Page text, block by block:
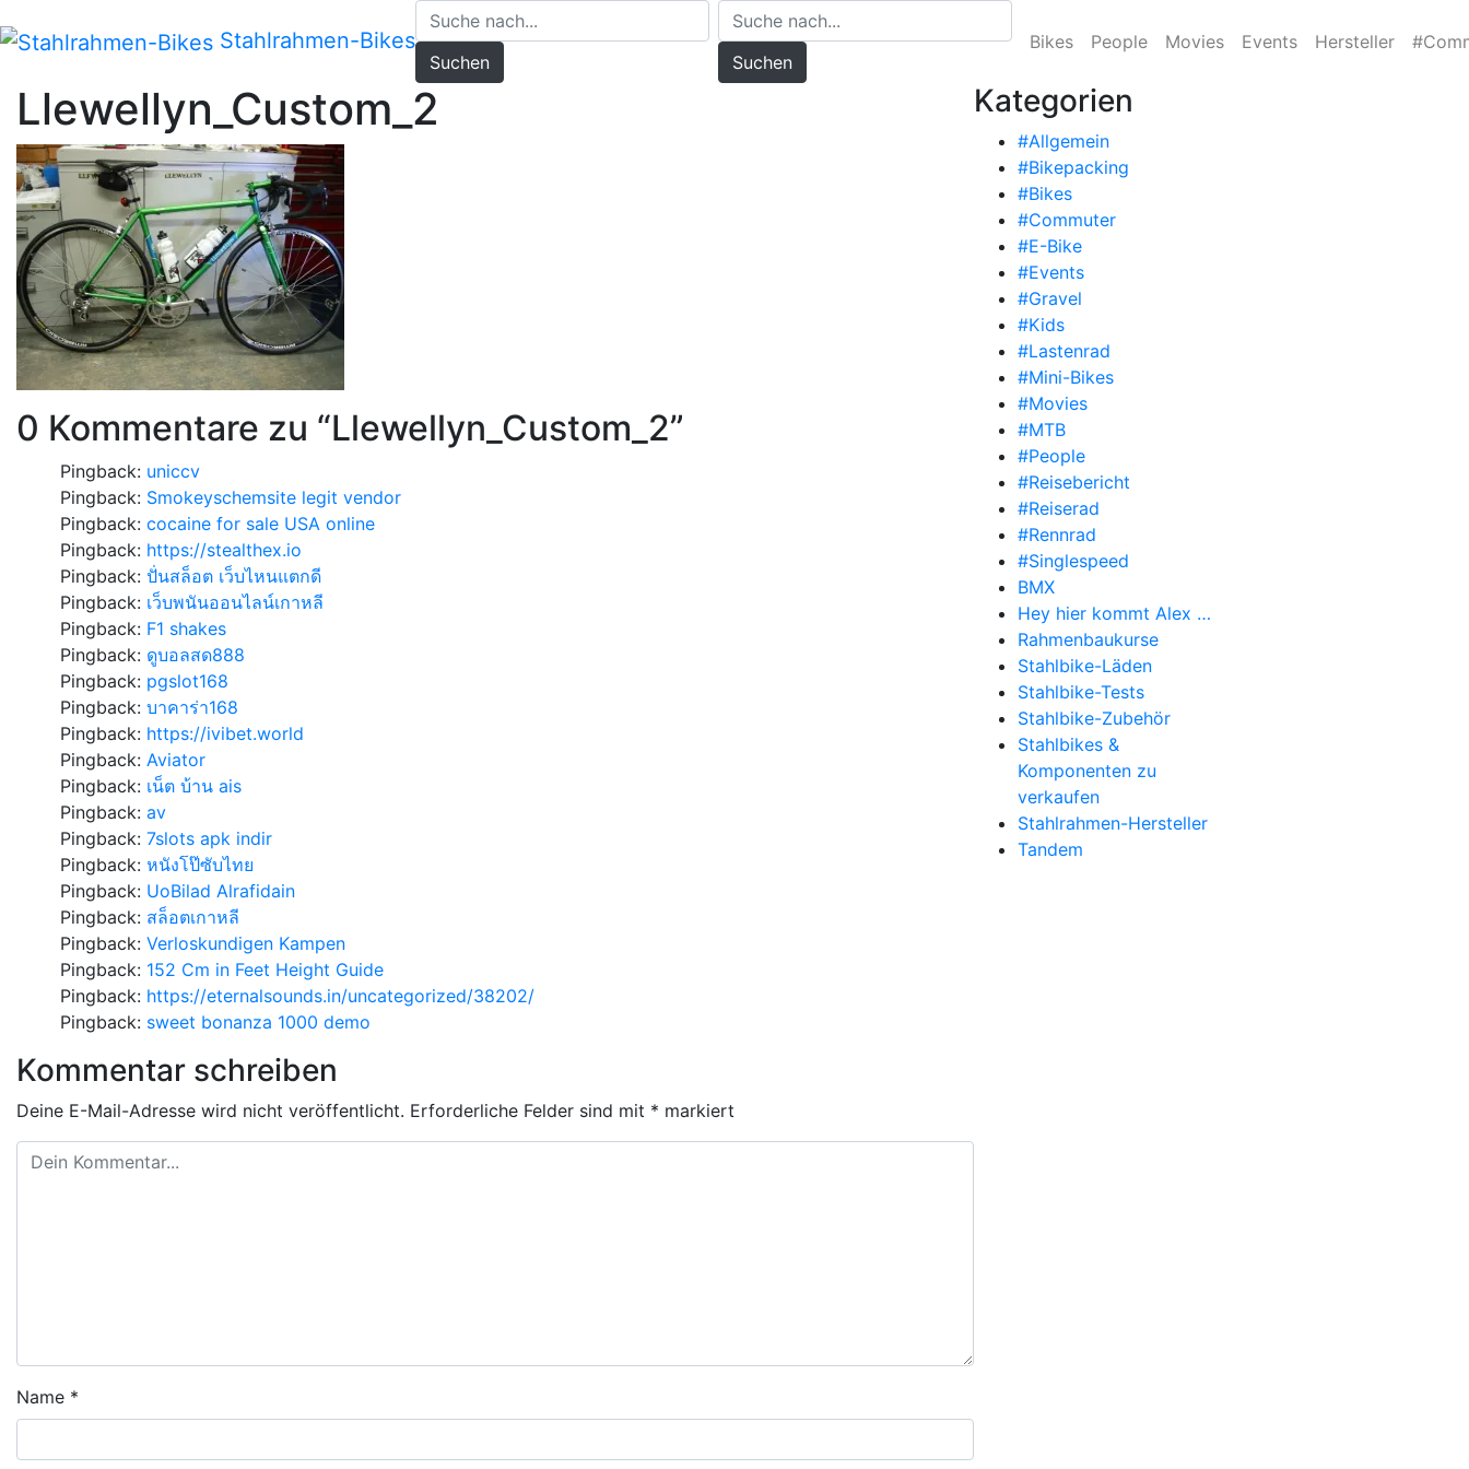
Inhalt
Stahlrahmen-Bikes
Suchen Suchen
Bikes People Movies Events Hersteller
Llewellyn_Custom_2
0 Kommentare zu “Llewellyn_Custom_2”
Pingback: uniccv
Pingback: Smokeyschemsite legit vendor
Pingback: cocaine for sale USA online
Pingback: https://stealthex.io
Pingback: ปั่นสล็อต เว็บไหนแตกดี
Pingback: เว็บพนันออนไลน์เกาหลี
Pingback: F1 shakes
Pingback: ดูบอลสด888
Pingback: pgslot168
Pingback: บาคาร่า168
Pingback: https://ivibet.world
Pingback: Aviator
Pingback: เน็ต บ้าน ais
Pingback: av
Pingback: 7slots apk indir
Pingback: หนังโป๊ซับไทย
Pingback: UoBilad Alrafidain
Pingback: สล็อตเกาหลี
Pingback: Verloskundigen Kampen
Pingback: 152 Cm in Feet Height Guide
Pingback: https://eternalsounds.in/uncategorized/38202/
Pingback: sweet bonanza 1000 demo
Kommentar schreiben
Deine E-Mail-Adresse wird nicht veröffentlicht. Erforderliche Felder sind mit * markiert
Name *
Kategorien
#Allgemein
#Bikepacking
#Bikes
#Commuter
#E-Bike
#Events
#Gravel
#Kids
#Lastenrad
#Mini-Bikes
#Movies
#MTB
#People
#Reisebericht
#Reiserad
#Rennrad
#Singlespeed
BMX
Hey hier kommt Alex …
Rahmenbaukurse
Stahlbike-Läden
Stahlbike-Tests
Stahlbike-Zubehör
Stahlbikes &
Komponenten zu
verkaufen
Stahlrahmen-Hersteller
Tandem